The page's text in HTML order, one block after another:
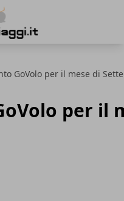
GoVolo per il mese di
per il